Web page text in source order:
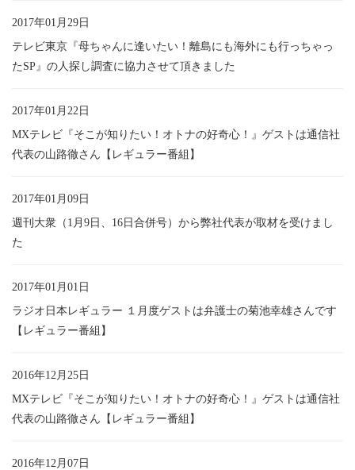
2017年01月29日
テレビ東京『母ちゃんに逢いたい！離島にも海外にも行っちゃっ
たSP』の人探し調査に協力させて頂きました
2017年01月22日
MXテレビ『そこが知りたい！オトナの好奇心！』ゲストは通信社
代表の山路徹さん【レギュラー番組】
2017年01月09日
週刊大衆（1月9日、16日合併号）から弊社代表が取材を受けまし
た
2017年01月01日
ラジオ日本レギュラー １月度ゲストは弁護士の菊池幸雄さんです
【レギュラー番組】
2016年12月25日
MXテレビ『そこが知りたい！オトナの好奇心！』ゲストは通信社
代表の山路徹さん【レギュラー番組】
2016年12月07日